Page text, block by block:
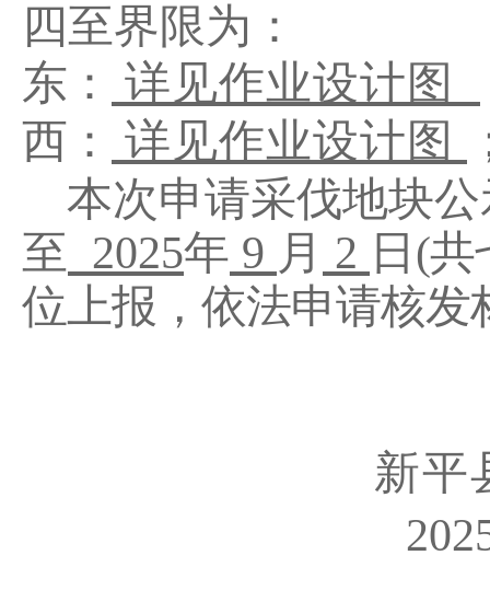
四至界限为：
东：
详见作业设计图
西：
详见作业设计图
本次申请采伐地块
至 2025年 9 月 2 日 (共
位上报，依法申请核发
新平